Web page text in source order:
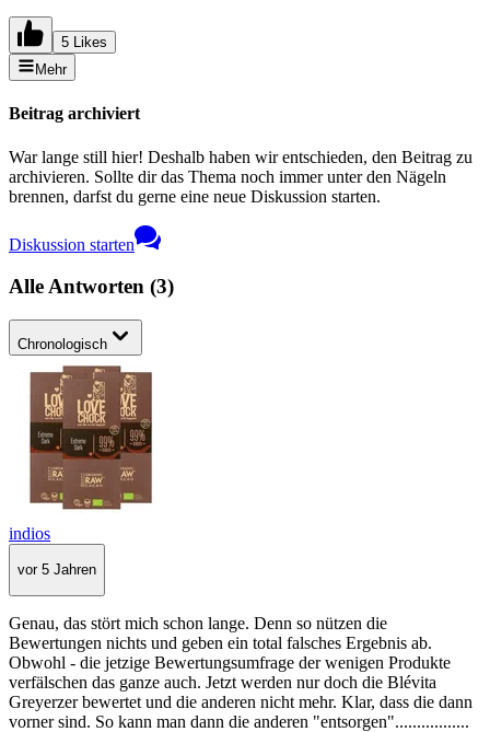
5 Likes
Mehr
Beitrag archiviert
War lange still hier! Deshalb haben wir entschieden, den Beitrag zu
archivieren. Sollte dir das Thema noch immer unter den Nägeln
brennen, darfst du gerne eine neue Diskussion starten.
Diskussion starten
Alle Antworten (3)
Chronologisch
indios
vor 5 Jahren
Genau, das stört mich schon lange. Denn so nützen die
Bewertungen nichts und geben ein total falsches Ergebnis ab.
Obwohl - die jetzige Bewertungsumfrage der wenigen Produkte
verfälschen das ganze auch. Jetzt werden nur doch die Blévita
Greyerzer bewertet und die anderen nicht mehr. Klar, dass die dann
vorner sind. So kann man dann die anderen "entsorgen".................